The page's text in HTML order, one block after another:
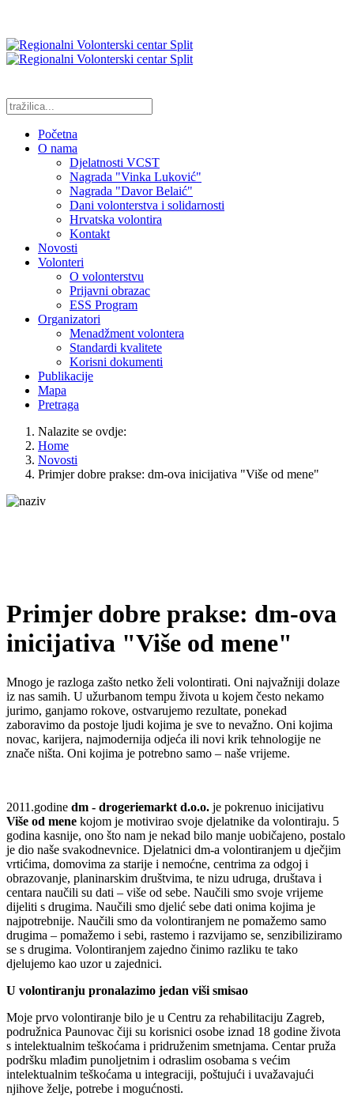
Početna
O nama
Djelatnosti VCST
Nagrada "Vinka Luković"
Nagrada "Davor Belaić"
Dani volonterstva i solidarnosti
Hrvatska volontira
Kontakt
Novosti
Volonteri
O volonterstvu
Prijavni obrazac
ESS Program
Organizatori
Menadžment volontera
Standardi kvalitete
Korisni dokumenti
Publikacije
Mapa
Pretraga
Nalazite se ovdje:
Home
Novosti
Primjer dobre prakse: dm-ova inicijativa "Više od mene"
Primjer dobre prakse: dm-ova
inicijativa "Više od mene"
Mnogo je razloga zašto netko želi volontirati. Oni najvažniji dolaze
iz nas samih. U užurbanom tempu života u kojem često nekamo
jurimo, ganjamo rokove, ostvarujemo rezultate, ponekad
zaboravimo da postoje ljudi kojima je sve to nevažno. Oni kojima
novac, karijera, najmodernija odjeća ili novi krik tehnologije ne
znače ništa. Oni kojima je potrebno samo – naše vrijeme.
2011.godine dm - drogeriemarkt d.o.o. je pokrenuo inicijativu
Više od mene kojom je motivirao svoje djelatnike da volontiraju. 5
godina kasnije, ono što nam je nekad bilo manje uobičajeno, postalo
je dio naše svakodnevnice. Djelatnici dm-a volontiranjem u dječjim
vrtićima, domovima za starije i nemoćne, centrima za odgoj i
obrazovanje, planinarskim društvima, te nizu udruga, društava i
centara naučili su dati – više od sebe. Naučili smo svoje vrijeme
dijeliti s drugima. Naučili smo djelić sebe dati onima kojima je
najpotrebnije. Naučili smo da volontiranjem ne pomažemo samo
drugima – pomažemo i sebi, rastemo i razvijamo se, senzibiliziramo
se s drugima. Volontiranjem zajedno činimo razliku te tako
djelujemo kao uzor u zajednici.
U volontiranju pronalazimo jedan viši smisao
Moje prvo volontiranje bilo je u Centru za rehabilitaciju Zagreb,
podružnica Paunovac čiji su korisnici osobe iznad 18 godine života
s intelektualnim teškoćama i pridruženim smetnjama. Centar pruža
podršku mlađim punoljetnim i odraslim osobama s većim
intelektualnim teškoćama u integraciji, poštujući i uvažavajući
njihove želje, potrebe i mogućnosti.